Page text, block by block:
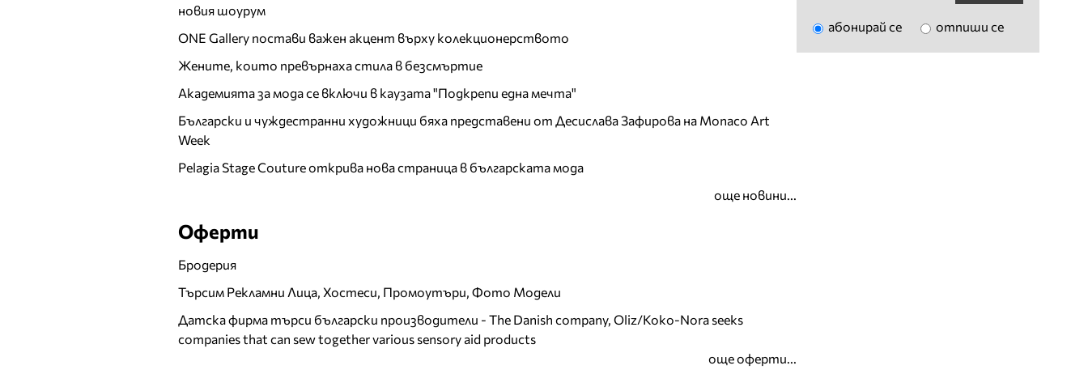
новия шоурум
ONE Gallery постави важен акцент върху колекционерството
Жените, които превърнаха стила в безсмъртие
Академията за мода се включи в каузата "Подкрепи една мечта"
Български и чуждестранни художници бяха представени от Десислава Зафирова на Monaco Art
Week
Pelagia Stage Couture открива нова страница в българската мода
още новини...
Оферти
Бродерия
Търсим Рекламни Лица, Хостеси, Промоутъри, Фото Модели
Датска фирма търси български производители - The Danish company, Oliz/Koko-Nora seeks
companies that can sew together various sensory aid products
още оферти...
абонирай се отпиши се